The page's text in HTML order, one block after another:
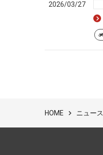
2026/03/27
HOME ニュース